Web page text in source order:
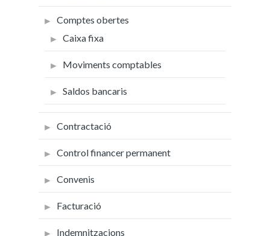
Comptes obertes
Caixa fixa
Moviments comptables
Saldos bancaris
Contractació
Control financer permanent
Convenis
Facturació
Indemnitzacions